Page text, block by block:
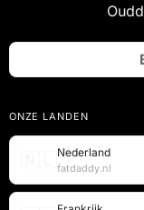
ONZE LANDEN
Nederland
fatdaddy.nl